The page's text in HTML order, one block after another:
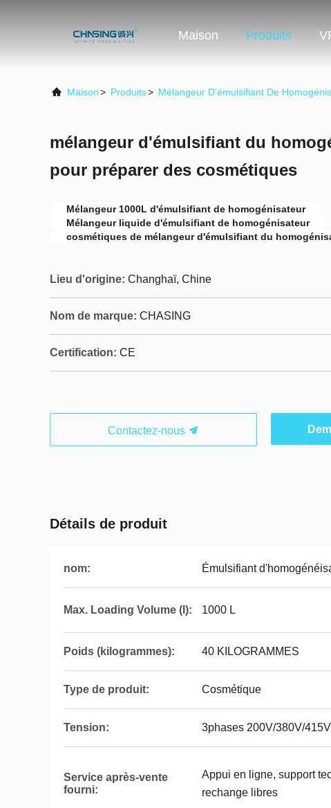
Maison Produits
Maison> Produits> Mélangeur D'émulsifiant De
mélangeur d'émulsifiant du
pour préparer des cosmétiques
Mélangeur 1000L d'émulsifiant de homogénisateur
Mélangeur liquide d'émulsifiant de homogénisateur
cosmétiques de mélangeur d'émulsifiant du
Lieu d'origine: Changhaï, Chine
Nom de marque: CHASING
Certification: CE
Contactez-nous
Détails de produit
nom: Émulsifiant
Max. Loading Volume (l): 1000 L
Poids (kilogrammes): 40 KILOGRAMMES
Type de produit: Cosmétique
Tension: 3phases 200V/380V/
Service après-vente
fourni:
Appui en ligne, support
rechange libres